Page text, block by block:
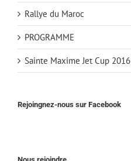
Rallye du Maroc
PROGRAMME
Sainte Maxime Jet Cup 2016
Rejoingnez-nous sur Facebook